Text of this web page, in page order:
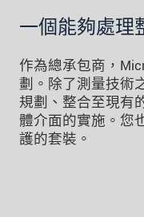
一個能夠處理
作為總承包商，
劃。除了測量技術
規劃、整合至現有
體介面的實施。您
護的套裝。